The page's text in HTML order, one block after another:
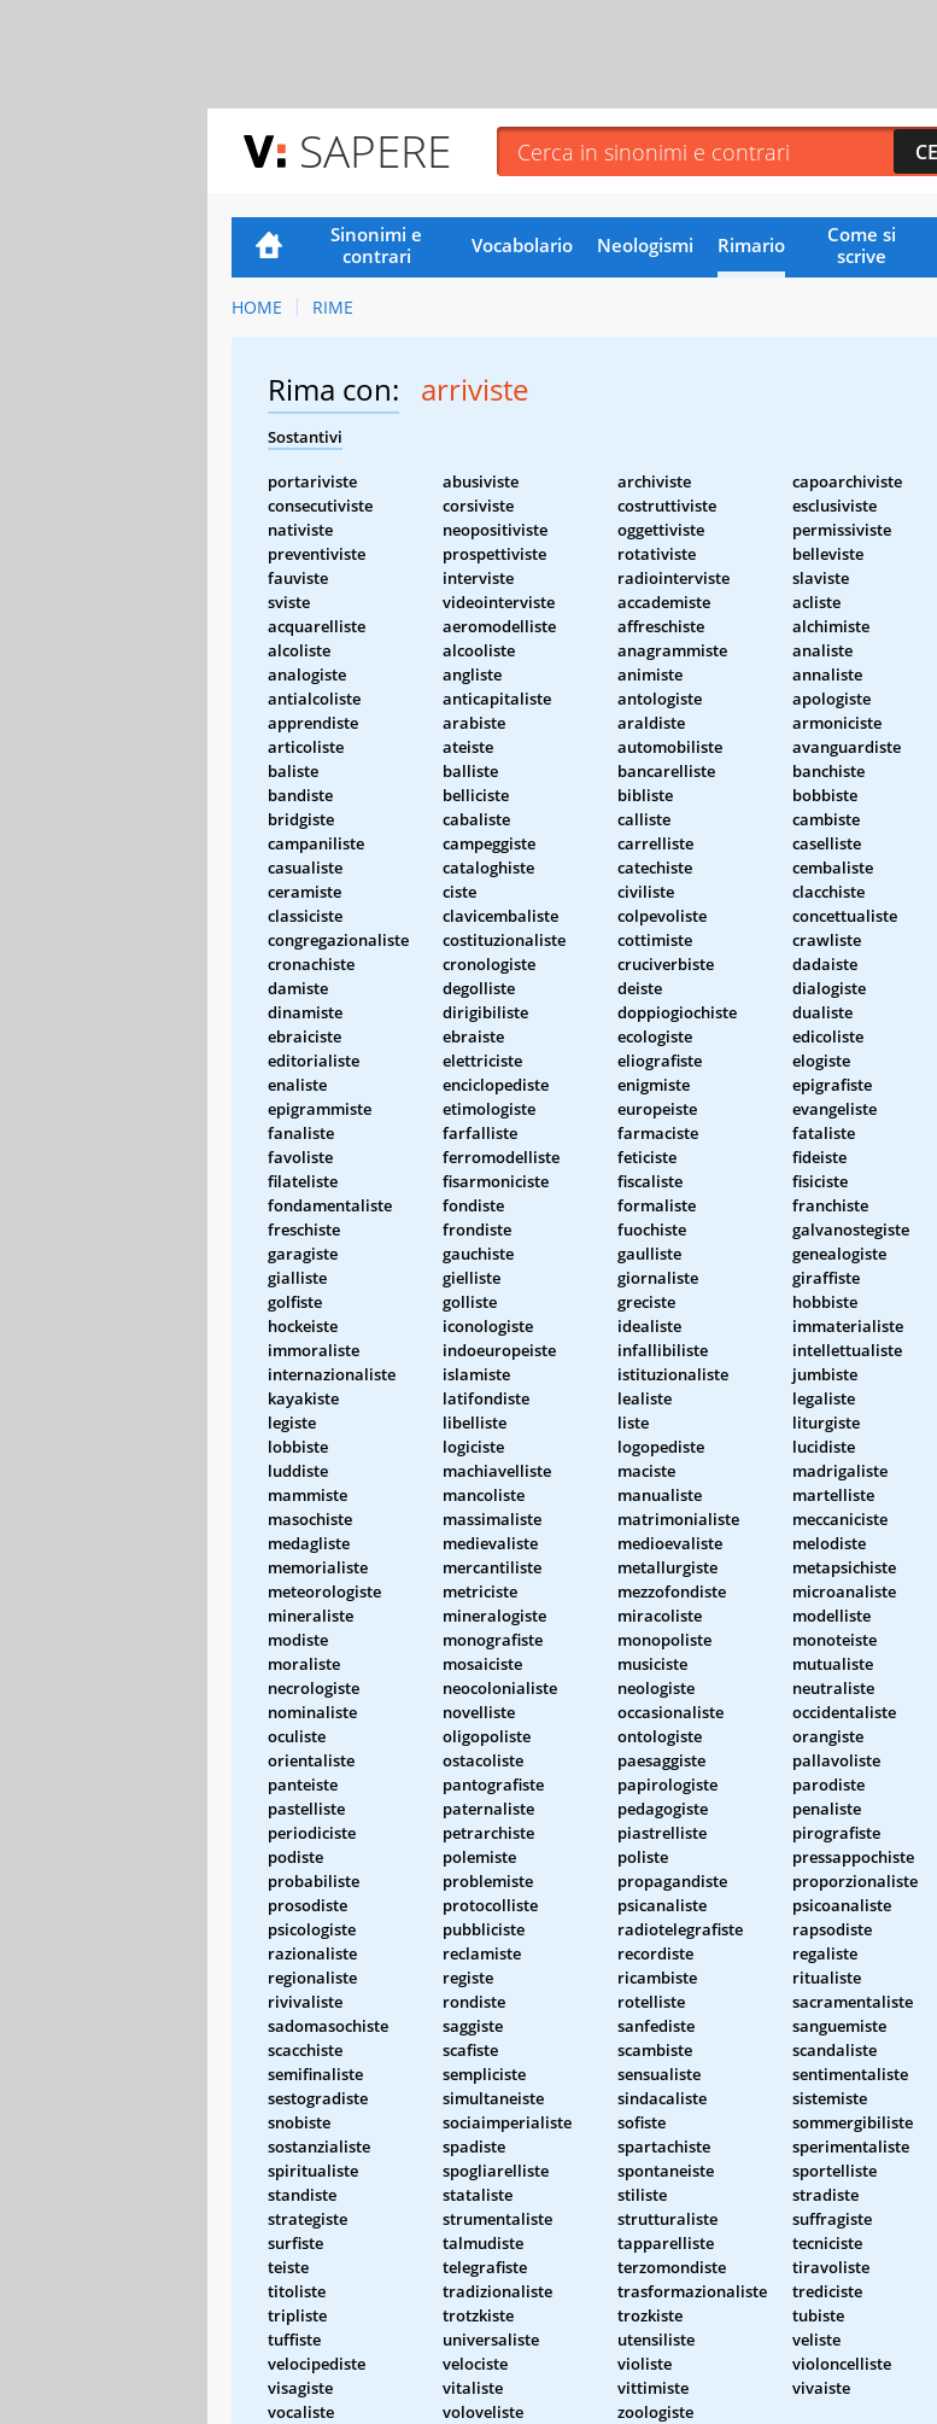
SAPERE
Sinonimi e
contrari
Vocabolario Neologismi Rimario
Come si
scrive
HOME RIME
Rima con: arriviste
Sostantivi
portariviste abusiviste archiviste
capoarchiviste
consecutiviste
corsiviste costruttiviste
esclusiviste
nativiste
neopositiviste oggettiviste
permissiviste
preventiviste
prospettiviste rotativiste
belleviste
fauviste
interviste radiointerviste
slaviste
sviste
videointerviste accademiste
acliste
acquarelliste
aeromodelliste affreschiste
alchimiste
alcoliste
alcooliste anagrammiste
analiste
analogiste
angliste animiste
annaliste
antialcoliste
anticapitaliste antologiste
apologiste
apprendiste
arabiste araldiste
armoniciste
articoliste
ateiste automobiliste
avanguardiste
baliste
balliste bancarelliste
banchiste
bandiste
belliciste bibliste
bobbiste
bridgiste
cabaliste calliste
cambiste
campaniliste
campeggiste carrelliste
caselliste
casualiste
cataloghiste catechiste
cembaliste
ceramiste
ciste civiliste
clacchiste
classiciste
clavicembaliste colpevoliste
concettualiste
congregazionaliste
costituzionaliste cottimiste
crawliste
cronachiste
cronologiste cruciverbiste
dadaiste
damiste
degolliste deiste
dialogiste
dinamiste
dirigibiliste doppiogiochiste
dualiste
ebraiciste
ebraiste ecologiste
edicoliste
editorialiste
elettriciste eliografiste
elogiste
enaliste
enciclopediste enigmiste
epigrafiste
epigrammiste
etimologiste europeiste
evangeliste
fanaliste
farfalliste farmaciste
fataliste
favoliste
ferromodelliste feticiste
fideiste
filateliste
fisarmoniciste fiscaliste
fisiciste
fondamentaliste
fondiste formaliste
franchiste
freschiste
frondiste fuochiste
galvanostegiste
garagiste
gauchiste gaulliste
genealogiste
gialliste
gielliste giornaliste
giraffiste
golfiste
golliste greciste
hobbiste
hockeiste
iconologiste idealiste
immaterialiste
immoraliste
indoeuropeiste infallibiliste
intellettualiste
internazionaliste
islamiste istituzionaliste
jumbiste
kayakiste
latifondiste lealiste
legaliste
legiste
libelliste liste
liturgiste
lobbiste
logiciste logopediste
lucidiste
luddiste
machiavelliste maciste
madrigaliste
mammiste
mancoliste manualiste
martelliste
masochiste
massimaliste matrimonialiste
meccaniciste
medagliste
medievaliste medioevaliste
melodiste
memorialiste
mercantiliste metallurgiste
metapsichiste
meteorologiste
metriciste mezzofondiste
microanaliste
mineraliste
mineralogiste miracoliste
modelliste
modiste
monografiste monopoliste
monoteiste
moraliste
mosaiciste musiciste
mutualiste
necrologiste
neocolonialiste neologiste
neutraliste
nominaliste
novelliste occasionaliste
occidentaliste
oculiste
oligopoliste ontologiste
orangiste
orientaliste
ostacoliste paesaggiste
pallavoliste
panteiste
pantografiste papirologiste
parodiste
pastelliste
paternaliste pedagogiste
penaliste
periodiciste
petrarchiste piastrelliste
pirografiste
podiste
polemiste poliste
pressappochiste
probabiliste
problemiste propagandiste
proporzionaliste
prosodiste
protocolliste psicanaliste
psicoanaliste
psicologiste
pubbliciste radiotelegrafiste
rapsodiste
razionaliste
reclamiste recordiste
regaliste
regionaliste
registe ricambiste
ritualiste
rivivaliste
rondiste rotelliste
sacramentaliste
sadomasochiste
saggiste sanfediste
sanguemiste
scacchiste
scafiste scambiste
scandaliste
semifinaliste
sempliciste sensualiste
sentimentaliste
sestogradiste
simultaneiste sindacaliste
sistemiste
snobiste
sociaimperialiste sofiste
sommergibiliste
sostanzialiste
spadiste spartachiste
sperimentaliste
spiritualiste
spogliarelliste spontaneiste
sportelliste
standiste
stataliste stiliste
stradiste
strategiste
strumentaliste strutturaliste
suffragiste
surfiste
talmudiste tapparelliste
tecniciste
teiste
telegrafiste terzomondiste
tiravoliste
titoliste
tradizionaliste trasformazionaliste
trediciste
tripliste
trotzkiste trozkiste
tubiste
tuffiste
universaliste utensiliste
veliste
velocipediste
velociste violiste
violoncelliste
visagiste
vitaliste vittimiste
vivaiste
vocaliste
voloveliste zoologiste